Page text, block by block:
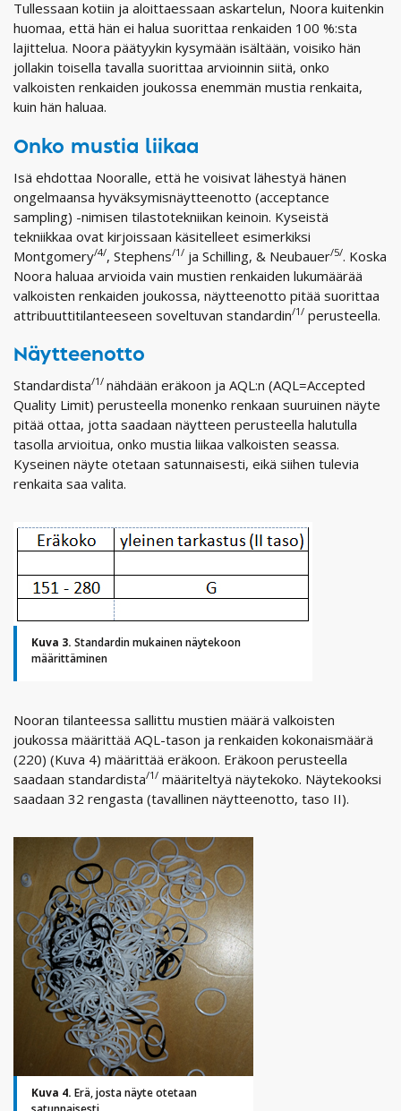
Tullessaan kotiin ja aloittaessaan askartelun, Noora kuitenkin
huomaa, että hän ei halua suorittaa renkaiden 100 %:sta
lajittelua. Noora päätyykin kysymään isältään, voisiko hän
jollakin toisella tavalla suorittaa arvioinnin siitä, onko
valkoisten renkaiden joukossa enemmän mustia renkaita,
kuin hän haluaa.
Onko mustia liikaa
Isä ehdottaa Nooralle, että he voisivat lähestyä hänen
ongelmaansa hyväksymisnäytteenotto (acceptance
sampling) -nimisen tilastotekniikan keinoin. Kyseistä
tekniikkaa ovat kirjoissaan käsitelleet esimerkiksi
Montgomery/4/, Stephens/1/ ja Schilling, & Neubauer/5/. Koska
Noora haluaa arvioida vain mustien renkaiden lukumäärää
valkoisten renkaiden joukossa, näytteenotto pitää suorittaa
attribuuttitilanteeseen soveltuvan standardin/1/ perusteella.
Näytteenotto
Standardista/1/ nähdään eräkoon ja AQL:n (AQL=Accepted
Quality Limit) perusteella monenko renkaan suuruinen näyte
pitää ottaa, jotta saadaan näytteen perusteella halutulla
tasolla arvioitua, onko mustia liikaa valkoisten seassa.
Kyseinen näyte otetaan satunnaisesti, eikä siihen tulevia
renkaita saa valita.
Kuva 3. Standardin mukainen näytekoon
määrittäminen
Nooran tilanteessa sallittu mustien määrä valkoisten
joukossa määrittää AQL-tason ja renkaiden kokonaismäärä
(220) (Kuva 4) määrittää eräkoon. Eräkoon perusteella
saadaan standardista/1/ määriteltyä näytekoko. Näytekooksi
saadaan 32 rengasta (tavallinen näytteenotto, taso II).
Kuva 4. Erä, josta näyte otetaan